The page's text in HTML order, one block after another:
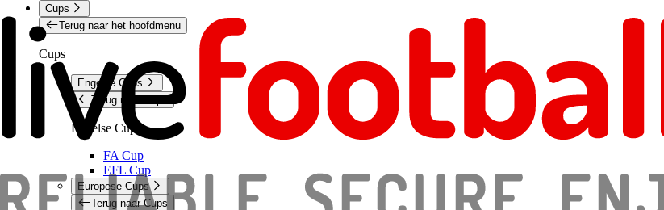
Cups
Terug naar het hoofdmenu
Cups
Engelse Cups
Terug naar Cups
Engelse Cups
FA Cup
EFL Cup
Europese Cups
Terug naar Cups